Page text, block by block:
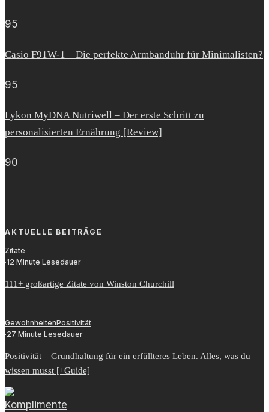
95
Casio F91W-1 – Die perfekte Armbanduhr für Minimalisten?
95
Lykon MyDNA Nutriwell – Der erste Schritt zu
personalisierten Ernährung [Review]
90
AKTUELLE BEITRÄGE
Zitate
·12 Minute Lesedauer
111+ großartige Zitate von Winston Churchill
GewohnheitenPositivität
·27 Minute Lesedauer
Positivität – Grundhaltung für ein erfüllteres Leben. Alles, was du
wissen musst [+Guide]